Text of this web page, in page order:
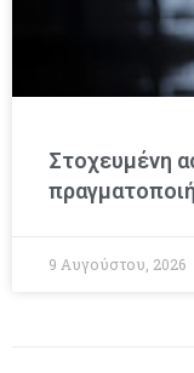
Στοχευμένη
9 Αυγούστου, 2026